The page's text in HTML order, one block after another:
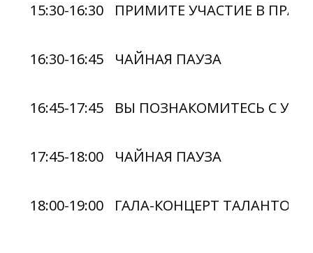
15:30-16:30 ПРИМИТЕ УЧАСТИЕ В
16:30-16:45 ЧАЙНАЯ ПАУЗА
16:45-17:45 ВЫ ПОЗНАКОМИТЕСЬ С
17:45-18:00 ЧАЙНАЯ ПАУЗА
18:00-19:00 ГАЛА-КОНЦЕРТ ТАЛАНТОВ